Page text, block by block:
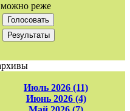
можно реже
Июль 2026 (11)
Июнь 2026 (4)